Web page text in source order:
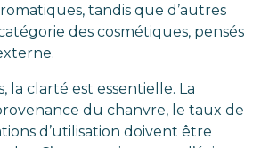
tandis que d’autres
des cosmétiques, pensés
la clarté est essentielle. La
du chanvre, le taux de
d’utilisation doivent être